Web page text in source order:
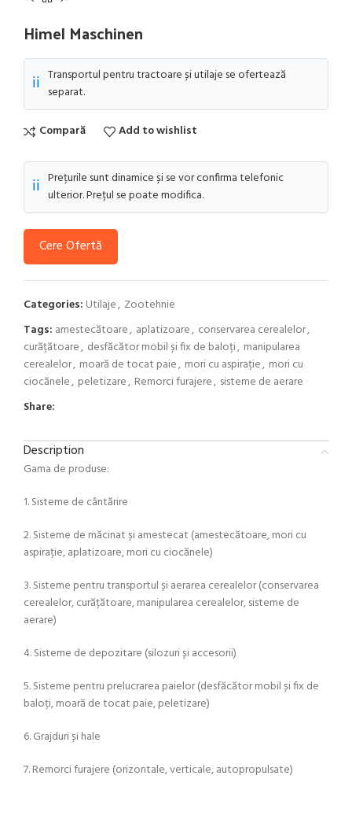
Himel Maschinen
ℹ️ Transportul pentru tractoare și utilaje se ofertează
separat.
Compară Add to wishlist
ℹ️ Prețurile sunt dinamice și se vor confirma telefonic
ulterior. Prețul se poate modifica.
Cere Ofertă
Categories: Utilaje, Zootehnie
Tags: amestecătoare, aplatizoare, conservarea cerealelor,
curățătoare, desfăcător mobil și fix de baloți, manipularea
cerealelor, moară de tocat paie, mori cu aspirație, mori cu
ciocănele, peletizare, Remorci furajere, sisteme de aerare
Share:
Description
Gama de produse:
1. Sisteme de cântărire
2. Sisteme de măcinat și amestecat (amestecătoare, mori cu
aspirație, aplatizoare, mori cu ciocănele)
3. Sisteme pentru transportul și aerarea cerealelor (conservarea
cerealelor, curățătoare, manipularea cerealelor, sisteme de
aerare)
4. Sisteme de depozitare (silozuri și accesorii)
5. Sisteme pentru prelucrarea paielor (desfăcător mobil și fix de
baloți, moară de tocat paie, peletizare)
6. Grajduri și hale
7. Remorci furajere (orizontale, verticale, autopropulsate)